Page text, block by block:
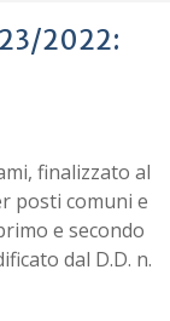
2022:
finalizzato al
posti comuni e
e secondo
dal D.D. n.